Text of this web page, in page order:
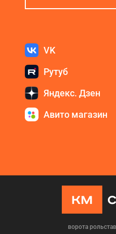
VK
Рутуб
Яндекс. Дзен
Авито магазин
ворота